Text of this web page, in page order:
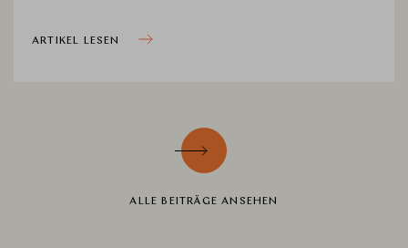
ARTIKEL LESEN
ALLE BEITRÄGE ANSEHEN